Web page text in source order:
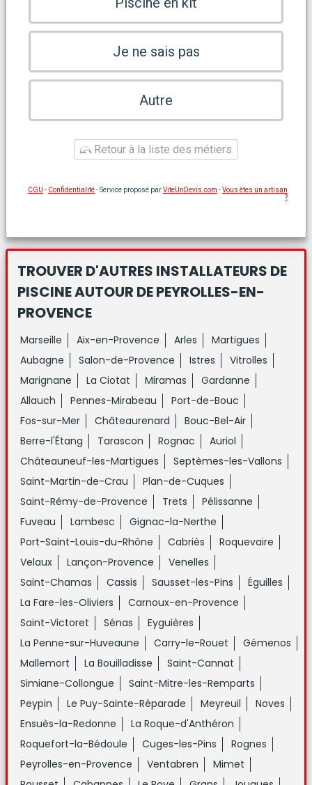
Je ne sais pas
Autre
Retour à la liste des métiers
CGU - Confidentialité- Service proposé parViteUnDevis.com -Vous êtes un artisan
?
TROUVER D'AUTRES INSTALLATEURS DE
PISCINEAUTOUR DE PEYROLLES-EN-
PROVENCE
Marseille Aix-en-Provence Arles
Martigues
Aubagne
Salon-de-Provence Istres
Vitrolles
Marignane
La Ciotat Miramas
Gardanne
Allauch
Pennes-Mirabeau
Port-de-Bouc
Fos-sur-Mer
Châteaurenard
Bouc-Bel-Air
Berre-l'Étang
Tarascon Rognac
Auriol
Châteauneuf-les-Martigues
Septèmes-les-Vallons
Saint-Martin-de-Crau
Plan-de-Cuques
Saint-Rémy-de-Provence
Trets
Pélissanne
Fuveau
Lambesc
Gignac-la-Nerthe
Port-Saint-Louis-du-Rhône
Cabriès
Roquevaire
Velaux
Lançon-Provence
Venelles
Saint-Chamas
Cassis Sausset-les-Pins
Éguilles
La Fare-les-Oliviers
Carnoux-en-Provence
Saint-Victoret
Sénas
Eyguières
La Penne-sur-Huveaune
Carry-le-Rouet
Gémenos
Mallemort
La Bouilladisse
Saint-Cannat
Simiane-Collongue
Saint-Mitre-les-Remparts
Peypin
Le Puy-Sainte-Réparade Meyreuil
Noves
Ensuès-la-Redonne
La Roque-d'Anthéron
Roquefort-la-Bédoule
Cuges-les-Pins
Rognes
Peyrolles-en-Provence
Ventabren
Mimet